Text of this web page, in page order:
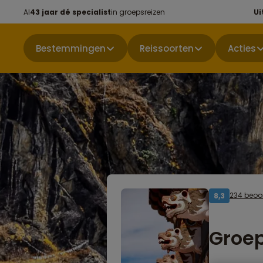
Al43 jaar dé specialistin groepsreizen
Bestemmingen Reissoorten Acties
8,3 234